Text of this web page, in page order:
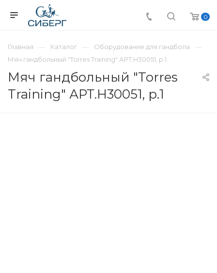
0
Главная Каталог
Оборудование для гандбола
Мяч гандбольный "Torres Training" АРТ.H30051, р.1
Мяч гандбольный "Torres
Training" АРТ.H30051, р.1